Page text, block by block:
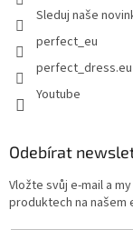
Sleduj naše
perfect_eu
perfect_dress.eu
Youtube
Odebírat
Vložte svůj e-mail a
produktech na našem